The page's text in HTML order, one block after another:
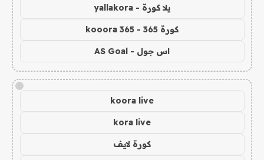
يلا كورة - yallakora
كورة 365 - kooora 365
اس جول - AS Goal
!
koora live
kora live
كورة لايف